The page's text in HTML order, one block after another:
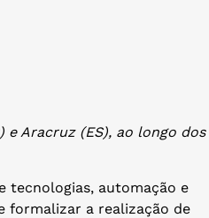
Aracruz (ES), ao longo dos
tecnologias, automação e
formalizar a realização de